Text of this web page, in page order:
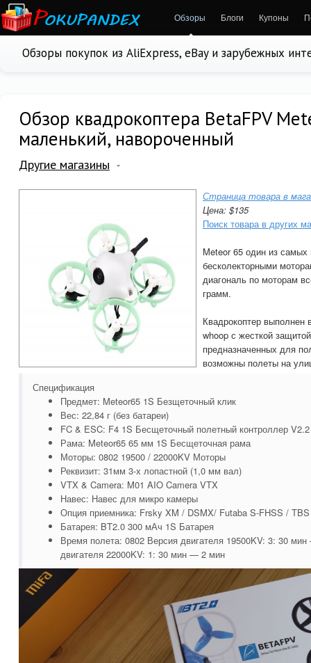
Обзоры Блоги Купоны
Обзоры покупок из AliExpress, eBay и зарубежных
Обзор квадрокоптера BetaFPV
маленький, навороченный
Другие магазины
Страница товара в
Цена: $135
Поиск товара в других
Meteor 65 один из самых
бесколекторными
диагональ по моторам
грамм.
Квадрокоптер выполнен
whoop с жесткой
предназначенных для
возможны полеты на
Спецификация
Предмет: Meteor65 1S Безщеточный клик
Вес: 22,84 г (без батареи)
FC & ESC: F4 1S Бесщеточный полетный контроллер V2.2
Рама: Meteor65 65 мм 1S Бесщеточная рама
Моторы: 0802 19500 / 22000KV Моторы
Реквизит: 31мм 3-х лопастной (1,0 мм вал)
VTX & Camera: M01 AIO Camera VTX
Навес: Навес для микро камеры
Опция приемника: Frsky XM / DSMX/ Futaba S-FHSS /
Батарея: BT2.0 300 мАч 1S Батарея
Время полета: 0802 Версия двигателя 19500KV: 3: 30
двигателя 22000KV: 1: 30 мин — 2 мин